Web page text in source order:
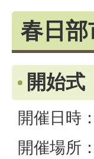
春日
開始式
開催日時
開催場所